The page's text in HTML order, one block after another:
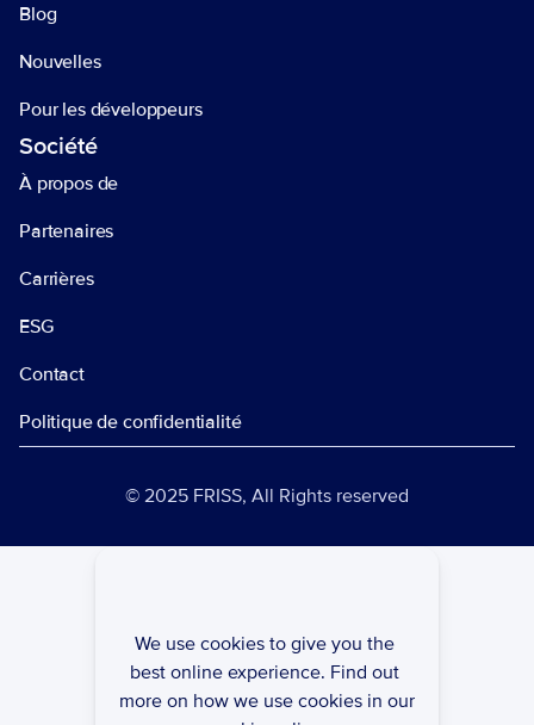
Blog
Nouvelles
Pour les développeurs
Société
À propos de
Partenaires
Carrières
ESG
Contact
Politique de confidentialité
© 2025 FRISS, All Rights reserved
We use cookies to give you the
best online experience. Find out
more on how we use cookies in our